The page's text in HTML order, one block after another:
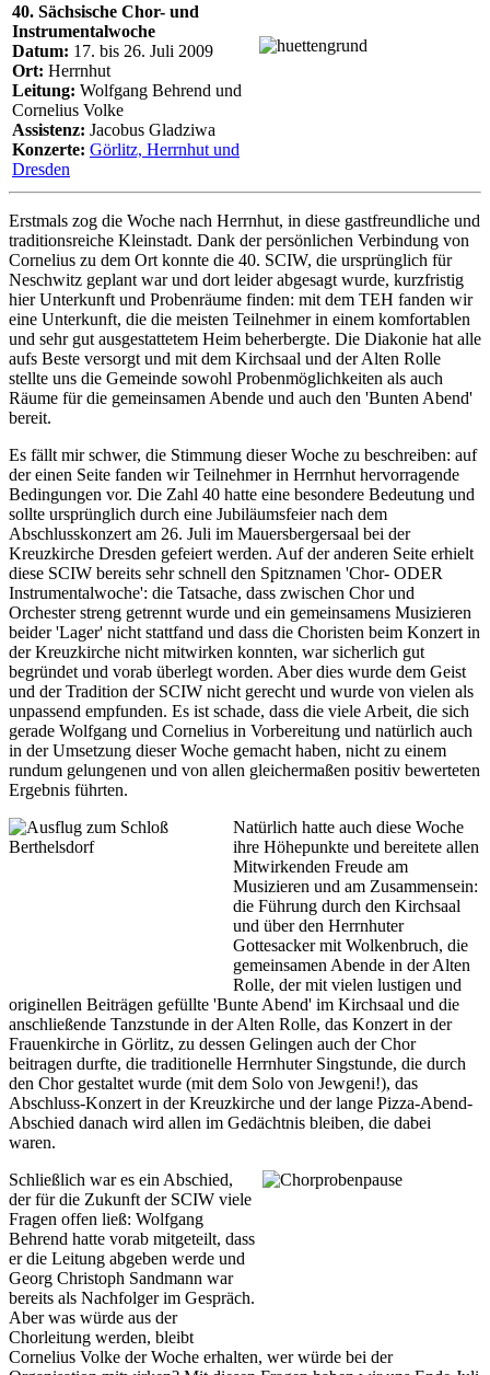
40. Sächsische Chor- und
Instrumentalwoche
Datum: 17. bis 26. Juli 2009
Ort: Herrnhut
Leitung: Wolfgang Behrend und
Cornelius Volke
Assistenz: Jacobus Gladziwa
Konzerte: Görlitz, Herrnhut und
Dresden
Erstmals zog die Woche nach Herrnhut, in diese gastfreundliche und
traditionsreiche Kleinstadt. Dank der persönlichen Verbindung von
Cornelius zu dem Ort konnte die 40. SCIW, die ursprünglich für
Neschwitz geplant war und dort leider abgesagt wurde, kurzfristig
hier Unterkunft und Probenräume finden: mit dem TEH fanden wir
eine Unterkunft, die die meisten Teilnehmer in einem komfortablen
und sehr gut ausgestattetem Heim beherbergte. Die Diakonie hat alle
aufs Beste versorgt und mit dem Kirchsaal und der Alten Rolle
stellte uns die Gemeinde sowohl Probenmöglichkeiten als auch
Räume für die gemeinsamen Abende und auch den 'Bunten Abend'
bereit.
Es fällt mir schwer, die Stimmung dieser Woche zu beschreiben: auf
der einen Seite fanden wir Teilnehmer in Herrnhut hervorragende
Bedingungen vor. Die Zahl 40 hatte eine besondere Bedeutung und
sollte ursprünglich durch eine Jubiläumsfeier nach dem
Abschlusskonzert am 26. Juli im Mauersbergersaal bei der
Kreuzkirche Dresden gefeiert werden. Auf der anderen Seite erhielt
diese SCIW bereits sehr schnell den Spitznamen 'Chor- ODER
Instrumentalwoche': die Tatsache, dass zwischen Chor und
Orchester streng getrennt wurde und ein gemeinsamens Musizieren
beider 'Lager' nicht stattfand und dass die Choristen beim Konzert in
der Kreuzkirche nicht mitwirken konnten, war sicherlich gut
begründet und vorab überlegt worden. Aber dies wurde dem Geist
und der Tradition der SCIW nicht gerecht und wurde von vielen als
unpassend empfunden. Es ist schade, dass die viele Arbeit, die sich
gerade Wolfgang und Cornelius in Vorbereitung und natürlich auch
in der Umsetzung dieser Woche gemacht haben, nicht zu einem
rundum gelungenen und von allen gleichermaßen positiv bewerteten
Ergebnis führten.
Natürlich hatte auch diese Woche
ihre Höhepunkte und bereitete allen
Mitwirkenden Freude am
Musizieren und am Zusammensein:
die Führung durch den Kirchsaal
und über den Herrnhuter
Gottesacker mit Wolkenbruch, die
gemeinsamen Abende in der Alten
Rolle, der mit vielen lustigen und
originellen Beiträgen gefüllte 'Bunte Abend' im Kirchsaal und die
anschließende Tanzstunde in der Alten Rolle, das Konzert in der
Frauenkirche in Görlitz, zu dessen Gelingen auch der Chor
beitragen durfte, die traditionelle Herrnhuter Singstunde, die durch
den Chor gestaltet wurde (mit dem Solo von Jewgeni!), das
Abschluss-Konzert in der Kreuzkirche und der lange Pizza-Abend-
Abschied danach wird allen im Gedächtnis bleiben, die dabei
waren.
Schließlich war es ein Abschied,
der für die Zukunft der SCIW viele
Fragen offen ließ: Wolfgang
Behrend hatte vorab mitgeteilt, dass
er die Leitung abgeben werde und
Georg Christoph Sandmann war
bereits als Nachfolger im Gespräch.
Aber was würde aus der
Chorleitung werden, bleibt
Cornelius Volke der Woche erhalten, wer würde bei der